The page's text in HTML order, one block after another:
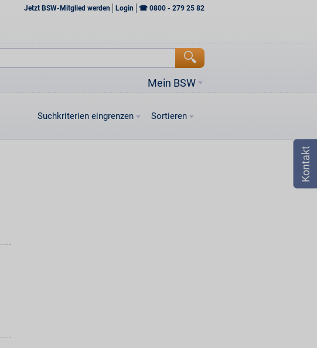
Jetzt BSW-Mitglied werden Login ☎ 0800 - 279 25 82
Mein BSW
Suchkriterien eingrenzen Sortieren